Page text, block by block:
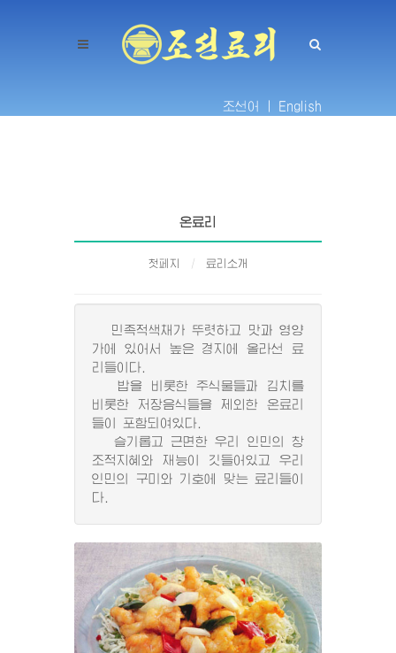
조선어 | English
온료리
첫페지 료리소개
민족적색채가 뚜렷하고 맛과 영양
가에 있어서 높은 경지에 올라선 료
리들이다.
밥을 비롯한 주식물들과 김치를
비롯한 저장음식들을 제외한 온료리
들이 포함되여있다.
슬기롭고 근면한 우리 인민의 창
조적지혜와 재능이 깃들어있고 우리
인민의 구미와 기호에 맞는 료리들이
다.